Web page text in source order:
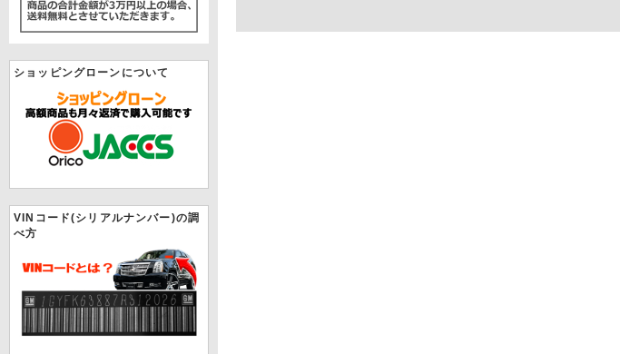
ショッピングローンについて
VINコード(シリアルナンバー)の調
べ方